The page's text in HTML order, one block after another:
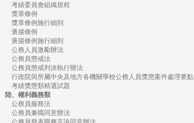
考績委員會組織規程
獎章條例
獎章條例施行細則
褒揚條例
褒揚條例施行細則
公務人員激勵辦法
公務員懲戒法
公務員懲戒判決執行辦法
行政院與所屬中央及地方各機關學校公務人員獎懲案件處理要點
考績獎懲類精選試題
陸、權利義務類
公務員服務法
公務員兼職同意辦法